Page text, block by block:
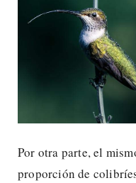
Por otra parte, el
proporción de